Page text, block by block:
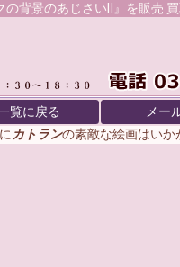
の背景のあじさいⅡ』を販売 買
覧に戻る
メー
カトランの素敵な絵画はい